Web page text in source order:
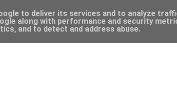
to deliver its services and to analyze
along with performance and security
and to detect and address abuse.